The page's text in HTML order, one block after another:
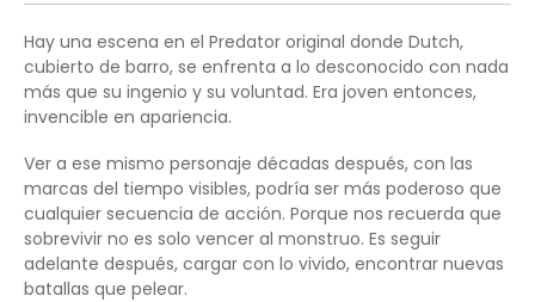
Hay una escena en el Predator original donde Dutch,
cubierto de barro, se enfrenta a lo desconocido con nada
más que su ingenio y su voluntad. Era joven entonces,
invencible en apariencia.
Ver a ese mismo personaje décadas después, con las
marcas del tiempo visibles, podría ser más poderoso que
cualquier secuencia de acción. Porque nos recuerda que
sobrevivir no es solo vencer al monstruo. Es seguir
adelante después, cargar con lo vivido, encontrar nuevas
batallas que pelear.